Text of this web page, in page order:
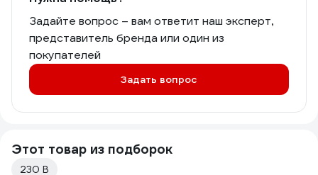
Задайте вопрос – вам ответит наш эксперт,
представитель бренда или один из
покупателей
Задать вопрос
Этот товар из подборок
230 В